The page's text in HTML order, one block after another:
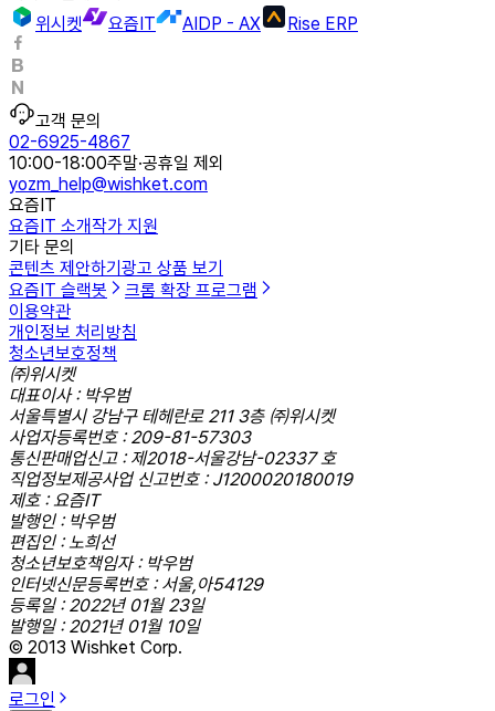
위시켓
요즘IT AIDP - AX Rise ERP
고객 문의
02-6925-4867
10:00-18:00주말·공휴일 제외
yozm_help@wishket.com
요즘IT
요즘IT 소개작가 지원
기타 문의
콘텐츠 제안하기 광고 상품 보기
요즘IT 슬랙봇
크롬 확장 프로그램
이용약관
개인정보 처리방침
청소년보호정책
㈜위시켓
대표이사 : 박우범
서울특별시 강남구 테헤란로 211 3층 ㈜위시켓
사업자등록번호 : 209-81-57303
통신판매업신고 : 제2018-서울강남-02337 호
직업정보제공사업 신고번호 : J1200020180019
제호 : 요즘IT
발행인 : 박우범
편집인 : 노희선
청소년보호책임자 : 박우범
인터넷신문등록번호 : 서울,아54129
등록일 : 2022년 01월 23일
발행일 : 2021년 01월 10일
© 2013 Wishket Corp.
로그인